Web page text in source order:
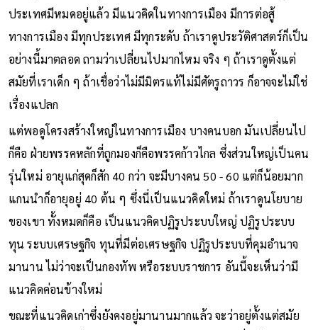
ประเทศมีหมดอยู่แล้ว มีแนวคิดในทางการเมือง มีการต่อสู้
ทางการเมือง มีทุกประเทศ มีทุกระดับ ถ้าเราดูประวัติศาสตร์ก็เป็น
อย่างนี้มาตลอด ถามว่าเปลี่ยนไปมากไหม จริง ๆ ถ้าเราดูตั้งแต่
สมัยที่เราเด็ก ๆ ถ้าเชื่อว่าไม่มีมิตรแท้ไม่มีศัตรูถาวร ก็อาจจะไม่ใช่
เรื่องแปลก
แต่พอดูโครงสร้างใหญ่ในทางการเมือง บางคนบอก มันเปลี่ยนไป
ก็คือ ฝ่ายพรรคหลักที่ถูกมองก็คือพรรคก้าวไกล ซึ่งส่วนใหญ่เป็นคน
รุ่นใหม่ อายุแก่สุดก็สัก 40 กว่า จะมีบางคน 50 - 60 แต่ก็น้อยมาก
แกนนำก็อายุอยู่ 40 ต้น ๆ ซึ่งนี่เป็นแนวคิดใหม่ ถ้าเราดูนโยบาย
ของเขา ทั้งหมดก็คือ เป็นแนวคิดปฏิรูประบบใหญ่ ปฏิรูประบบ
ทุน ระบบเศรษฐกิจ ทุนที่มีต่อเศรษฐกิจ ปฏิรูประบบที่คุมอำนาจ
มานาน ไม่ว่าจะเป็นกองทัพ หรือระบบราชการ อันนี้จะเห็นว่ามี
แนวคิดค่อนข้างใหม่
ขณะที่แนวคิดเก่าซึ่งยังคงอยู่มานานมากแล้ว จะว่าอยู่ตั้งแต่สมัย